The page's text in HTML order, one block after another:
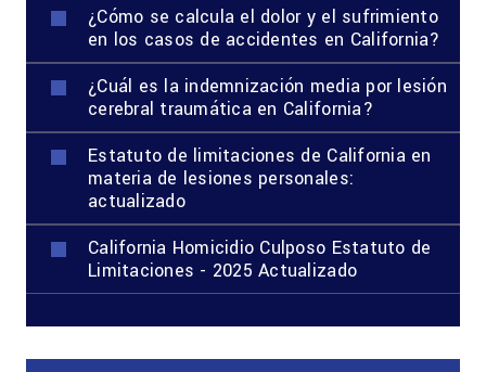
¿Cómo se calcula el dolor y el sufrimiento
en los casos de accidentes en California?
¿Cuál es la indemnización media por lesión
cerebral traumática en California?
Estatuto de limitaciones de California en
materia de lesiones personales:
actualizado
California Homicidio Culposo Estatuto de
Limitaciones - 2025 Actualizado